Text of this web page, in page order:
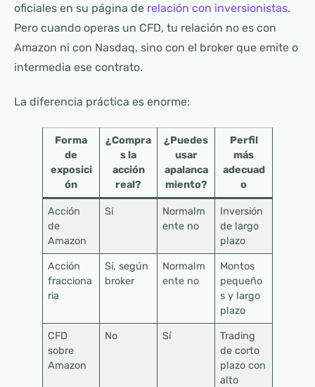
oficiales en su página de relación con inversionistas.
Pero cuando operas un CFD, tu relación no es con
Amazon ni con Nasdaq, sino con el broker que emite o
intermedia ese contrato.
La diferencia práctica es enorme:
Forma
de
exposici
ón
¿Compra
s la
acción
real?
¿Puedes
usar
apalanca
miento?
Perfil
más
adecuad
o
Acción
de
Amazon
Sí
Normalm
ente no
Inversión
de largo
plazo
Acción
fracciona
ria
Sí, según
broker
Normalm
ente no
Montos
pequeño
s y largo
plazo
CFD
sobre
Amazon
No Sí
Trading
de corto
plazo con
alto